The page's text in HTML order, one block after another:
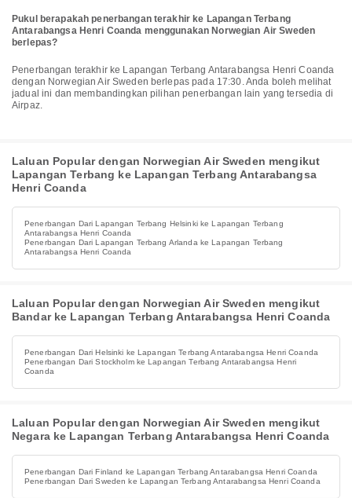
Pukul berapakah penerbangan terakhir ke Lapangan Terbang
Antarabangsa Henri Coanda menggunakan Norwegian Air Sweden
berlepas?
Penerbangan terakhir ke Lapangan Terbang Antarabangsa Henri Coanda
dengan Norwegian Air Sweden berlepas pada 17:30. Anda boleh melihat
jadual ini dan membandingkan pilihan penerbangan lain yang tersedia di
Airpaz.
Laluan Popular dengan Norwegian Air Sweden mengikut
Lapangan Terbang ke Lapangan Terbang Antarabangsa
Henri Coanda
Penerbangan Dari Lapangan Terbang Helsinki ke Lapangan Terbang
Antarabangsa Henri Coanda
Penerbangan Dari Lapangan Terbang Arlanda ke Lapangan Terbang
Antarabangsa Henri Coanda
Laluan Popular dengan Norwegian Air Sweden mengikut
Bandar ke Lapangan Terbang Antarabangsa Henri Coanda
Penerbangan Dari Helsinki ke Lapangan Terbang Antarabangsa Henri Coanda
Penerbangan Dari Stockholm ke Lapangan Terbang Antarabangsa Henri
Coanda
Laluan Popular dengan Norwegian Air Sweden mengikut
Negara ke Lapangan Terbang Antarabangsa Henri Coanda
Penerbangan Dari Finland ke Lapangan Terbang Antarabangsa Henri Coanda
Penerbangan Dari Sweden ke Lapangan Terbang Antarabangsa Henri Coanda